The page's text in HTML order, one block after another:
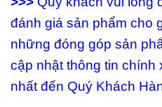
đánh giá sản phẩm cho
những đóng góp sản
cập nhật thông tin
nhất đến Quý Khách